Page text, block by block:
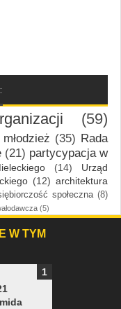
(59)
(35) Rada
(21) partycypacja w
(14)
Urząd
(12) architektura
społeczna (8)
(5)
W TYM